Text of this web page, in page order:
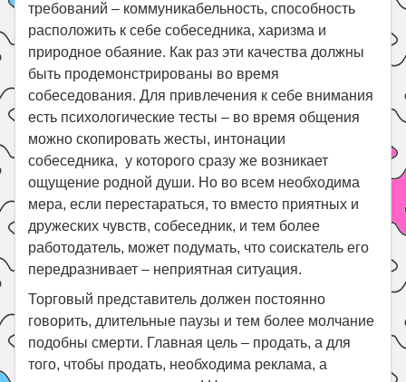
требований – коммуникабельность, способность
расположить к себе собеседника, харизма и
природное обаяние. Как раз эти качества должны
быть продемонстрированы во время
собеседования. Для привлечения к себе внимания
есть психологические тесты – во время общения
можно скопировать жесты, интонации
собеседника, у которого сразу же возникает
ощущение родной души. Но во всем необходима
мера, если перестараться, то вместо приятных и
дружеских чувств, собеседник, и тем более
работодатель, может подумать, что соискатель его
передразнивает – неприятная ситуация.
Торговый представитель должен постоянно
говорить, длительные паузы и тем более молчание
подобны смерти. Главная цель – продать, а для
того, чтобы продать, необходима реклама, а